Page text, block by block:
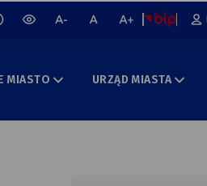
lub wyłącz animacje na stronie
wersja
kontrastowa
mniejsza
czcionka
normalna
czcionka
większa
czcionka
MIASTO
URZĄD MIASTA